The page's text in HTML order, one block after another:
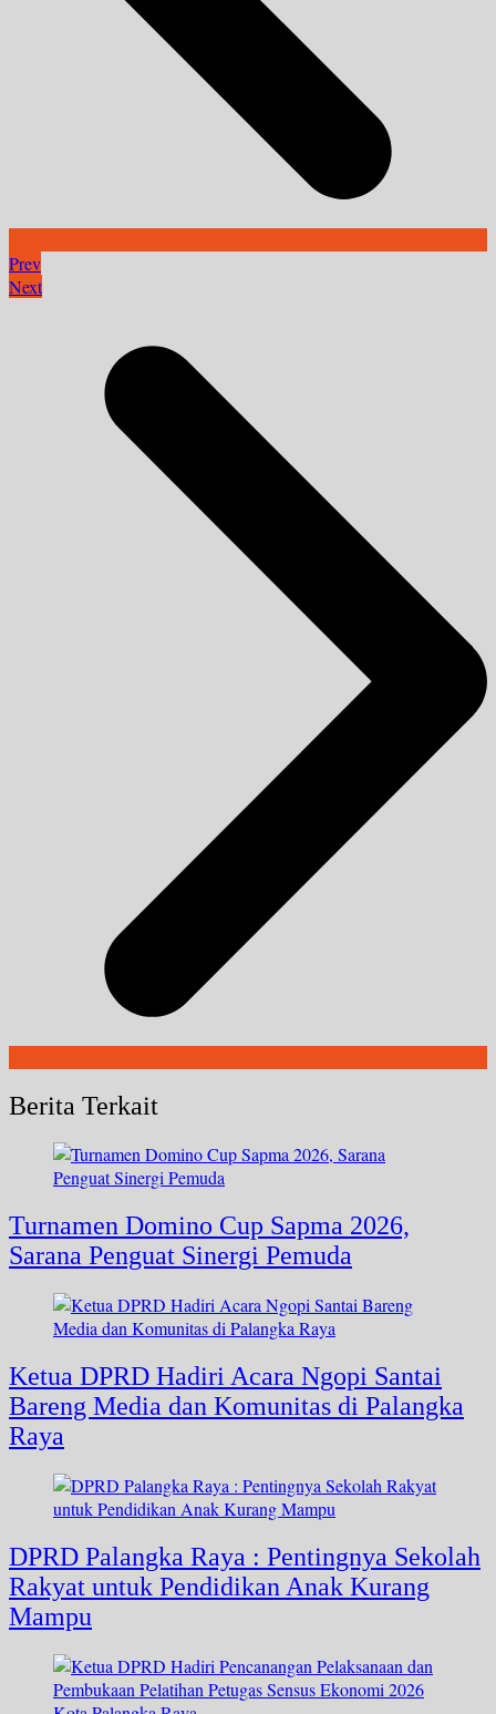
Prev
Next
Berita Terkait
Turnamen Domino Cup Sapma 2026,
Sarana Penguat Sinergi Pemuda
Ketua DPRD Hadiri Acara Ngopi Santai
Bareng Media dan Komunitas di Palangka
Raya
DPRD Palangka Raya : Pentingnya Sekolah
Rakyat untuk Pendidikan Anak Kurang
Mampu